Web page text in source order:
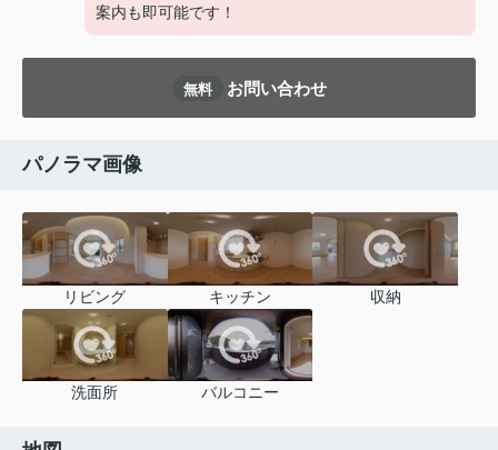
案内も即可能です！
無料 お問い合わせ
パノラマ画像
リビング キッチン 収納
洗面所 バルコニー